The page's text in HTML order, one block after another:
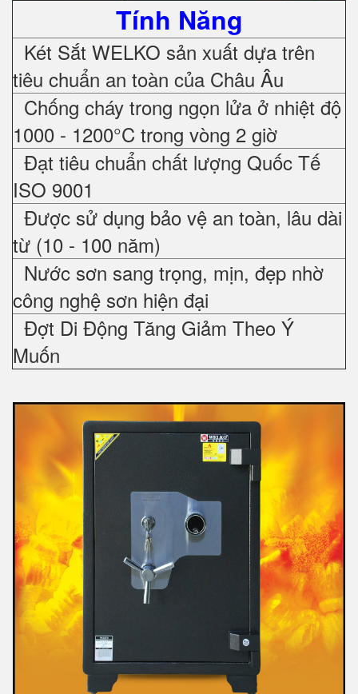
Tính Năng
Két Sắt WELKO sản xuất dựa trên
tiêu chuẩn an toàn của Châu Âu
Chống cháy trong ngọn lửa ở nhiệt độ
1000 - 1200°C trong vòng 2 giờ
Đạt tiêu chuẩn chất lượng Quốc Tế
ISO 9001
Được sử dụng bảo vệ an toàn, lâu dài
từ (10 - 100 năm)
Nước sơn sang trọng, mịn, đẹp nhờ
công nghệ sơn hiện đại
Đợt Di Động Tăng Giảm Theo Ý
Muốn